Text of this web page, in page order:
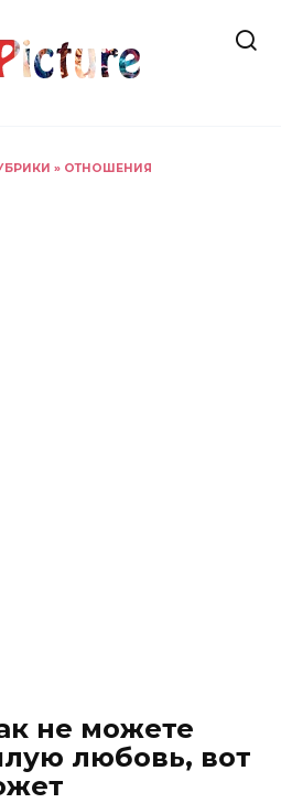
» ОТНОШЕНИЯ
не можете
любовь, вот